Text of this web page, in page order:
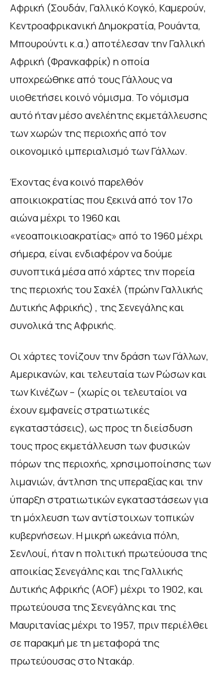
Αφρική (Σουδάν, Γαλλικό Κογκό, Καμερούν,
Κεντροαφρικανική Δημοκρατία, Ρουάντα,
Μπουρούντι κ.α.) αποτέλεσαν την Γαλλική
Αφρική (Φρανκαφρίκ) η οποία
υποχρεώθηκε από τους Γάλλους να
υιοθετήσει κοινό νόμισμα. Το νόμισμα
αυτό ήταν μέσο ανελέητης εκμετάλλευσης
των χωρών της περιοχής από τον
οικονομικό ιμπεριαλισμό των Γάλλων.
Έχοντας ένα κοινό παρελθόν
αποικιοκρατίας που ξεκινά από τον 17o
αιώνα μέχρι το 1960 και
«νεοαποικιοακρατίας» από το 1960 μέχρι
σήμερα, είναι ενδιαφέρον να δούμε
συνοπτικά μέσα από χάρτες την πορεία
της περιοχής του Σαχέλ (πρώην Γαλλικής
Δυτικής Αφρικής) , της Σενεγάλης και
συνολικά της Αφρικής.
Οι χάρτες τονίζουν την δράση των Γάλλων,
Αμερικανών, και τελευταία των Ρώσων και
των Κινέζων – (χωρίς οι τελευταίοι να
έχουν εμφανείς στρατιωτικές
εγκαταστάσεις), ως προς τη διείσδυση
τους προς εκμετάλλευση των φυσικών
πόρων της περιοχής, χρησιμοποίησης των
λιμανιών, άντληση της υπεραξίας και την
ύπαρξη στρατιωτικών εγκαταστάσεων για
τη μόχλευση των αντίστοιχων τοπικών
κυβερνήσεων. Η μικρή ωκεάνια πόλη,
ΣενΛουί, ήταν η πολιτική πρωτεύουσα της
αποικίας Σενεγάλης και της Γαλλικής
Δυτικής Αφρικής (AOF) μέχρι το 1902, και
πρωτεύουσα της Σενεγάλης και της
Μαυριτανίας μέχρι το 1957, πριν περιέλθει
σε παρακμή με τη μεταφορά της
πρωτεύουσας στο Ντακάρ.